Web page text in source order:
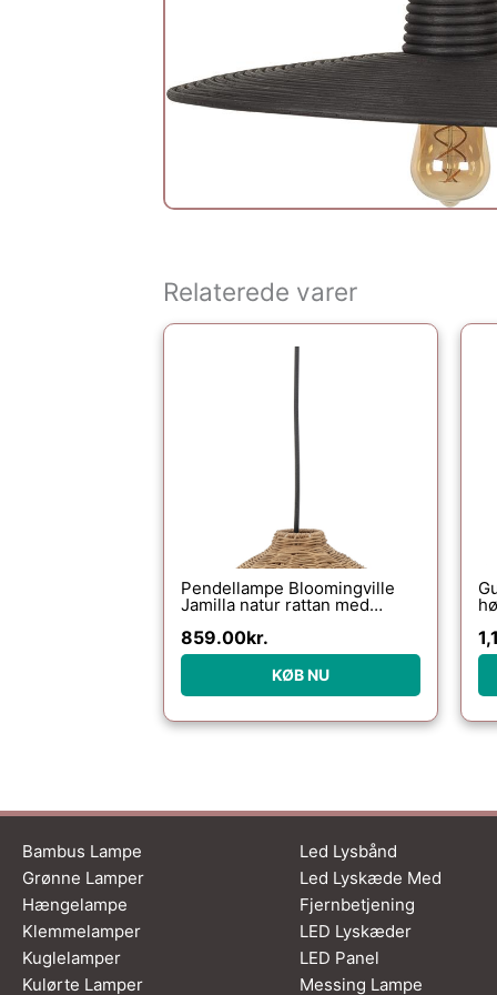
Relaterede varer
Pendellampe Bloomingville
Jamilla natur rattan med
859.00kr.
KØB NU
Bambus Lampe
Grønne Lamper
Hængelampe
Klemmelamper
Kuglelamper
Kulørte Lamper
Led Lysbånd
Led Lyskæde Med
Fjernbetjening
LED Lyskæder
LED Panel
Messing Lampe